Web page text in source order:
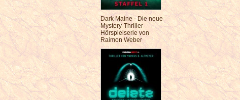
Dark Maine - Die neue
Mystery-Thriller-
Hörspielserie von
Raimon Weber